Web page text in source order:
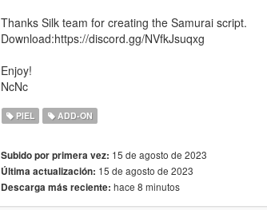
Thanks Silk team for creating the Samurai script.
Download:https://discord.gg/NVfkJsuqxg
Enjoy!
NcNc
PIEL ADD-ON
Subido por primera vez: 15 de agosto de 2023
Última actualización: 15 de agosto de 2023
Descarga más reciente: hace 8 minutos